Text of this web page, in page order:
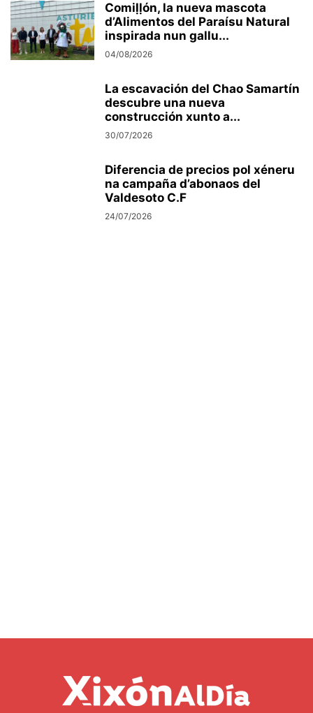
Comiḷḷón, la nueva mascota
d’Alimentos del Paraísu Natural
inspirada nun gallu...
04/08/2026
La escavación del Chao Samartín
descubre una nueva
construcción xunto a...
30/07/2026
Diferencia de precios pol xéneru
na campaña d’abonaos del
Valdesoto C.F
24/07/2026